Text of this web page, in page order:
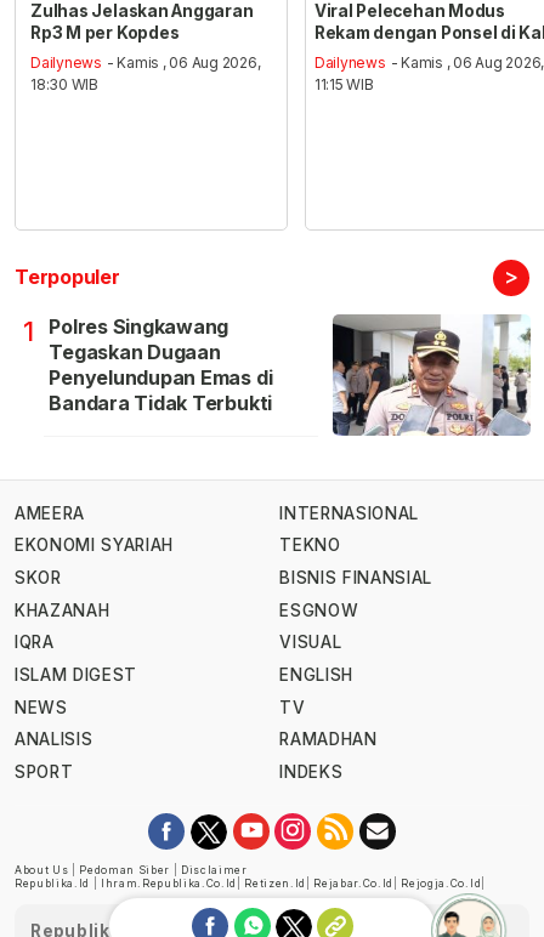
Zulhas Jelaskan Anggaran
Rp3 M per Kopdes
Dailynews - Kamis , 06 Aug 2026,
18:30 WIB
Viral Pelecehan Modus
Rekam dengan Ponsel di
Dailynews - Kamis , 06 Aug 2026,
11:15 WIB
Terpopuler >
1
Polres Singkawang
Tegaskan Dugaan
Penyelundupan Emas di
Bandara Tidak Terbukti
AMEERA
EKONOMI SYARIAH
SKOR
KHAZANAH
IQRA
ISLAM DIGEST
NEWS
ANALISIS
SPORT
INTERNASIONAL
TEKNO
BISNIS FINANSIAL
ESGNOW
VISUAL
ENGLISH
TV
RAMADHAN
INDEKS
About Us Pedoman Siber
Disclaimer
Republika.id
Ihram.republika.co.id Retizen.id Rejabar.co.id Rejogja.co.id
Republika telah diverifikasi oleh Dewan Pers